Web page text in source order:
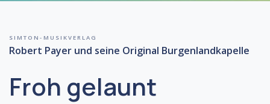
SIMTON-MUSIKVERLAG
Robert Payer und seine Original Burgenlandkapelle
Froh gelaunt